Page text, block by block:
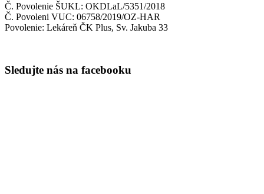
Č. Povolenie ŠUKL: OKDLaL/5351/2018
Č. Povoleni VUC: 06758/2019/OZ-HAR
Povolenie: Lekáreň ČK Plus, Sv. Jakuba 33
Sledujte nás na facebooku